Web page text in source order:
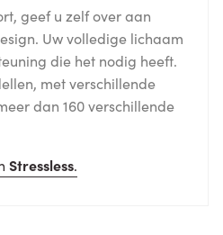
geef u zelf over aan
Uw volledige lichaam
die het nodig heeft.
met verschillende
dan 160 verschillende
Stressless.